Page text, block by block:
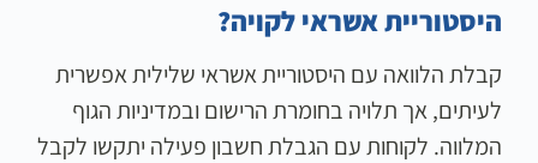
היסטוריית אשראי לקויה?
קבלת הלוואה עם היסטוריית אשראי שלילית אפשרית
לעיתים, אך תלויה בחומרת הרישום ובמדיניות הגוף
המלווה. לקוחות עם הגבלת חשבון פעילה יתקשו לקבל